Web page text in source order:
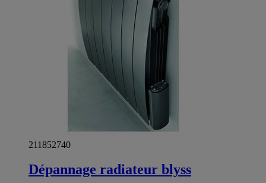
211852740
Dépannage radiateur blyss